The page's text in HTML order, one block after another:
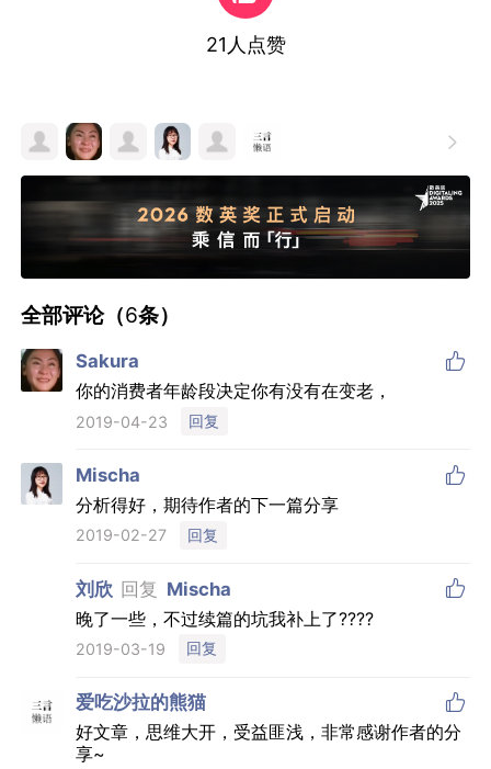
21 人点赞

全部评论（6条）
Sakura 
你的消费者年龄段决定你有没有在变老，
2019-04-23 回复
Mischa 
分析得好，期待作者的下一篇分享
2019-02-27 回复
刘欣 回复 Mischa 
晚了一些，不过续篇的坑我补上了????
2019-03-19 回复
爱吃沙拉的熊猫 
好文章，思维大开，受益匪浅，非常感谢作者的分
享~